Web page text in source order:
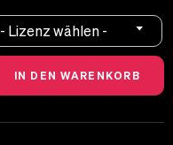
- Lizenz wählen -